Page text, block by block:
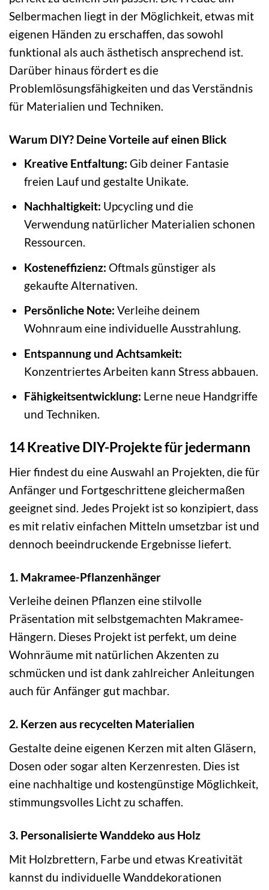
Selbermachen liegt in der Möglichkeit, etwas mit
eigenen Händen zu erschaffen, das sowohl
funktional als auch ästhetisch ansprechend ist.
Darüber hinaus fördert es die
Problemlösungsfähigkeiten und das Verständnis
für Materialien und Techniken.
Warum DIY? Deine Vorteile auf einen Blick
Kreative Entfaltung: Gib deiner Fantasie
freien Lauf und gestalte Unikate.
Nachhaltigkeit: Upcycling und die
Verwendung natürlicher Materialien schonen
Ressourcen.
Kosteneffizienz: Oftmals günstiger als
gekaufte Alternativen.
Persönliche Note: Verleihe deinem
Wohnraum eine individuelle Ausstrahlung.
Entspannung und Achtsamkeit:
Konzentriertes Arbeiten kann Stress abbauen.
Fähigkeitsentwicklung: Lerne neue Handgriffe
und Techniken.
14 Kreative DIY-Projekte für jedermann
Hier findest du eine Auswahl an Projekten, die für
Anfänger und Fortgeschrittene gleichermaßen
geeignet sind. Jedes Projekt ist so konzipiert, dass
es mit relativ einfachen Mitteln umsetzbar ist und
dennoch beeindruckende Ergebnisse liefert.
1. Makramee-Pflanzenhänger
Verleihe deinen Pflanzen eine stilvolle
Präsentation mit selbstgemachten Makramee-
Hängern. Dieses Projekt ist perfekt, um deine
Wohnräume mit natürlichen Akzenten zu
schmücken und ist dank zahlreicher Anleitungen
auch für Anfänger gut machbar.
2. Kerzen aus recycelten Materialien
Gestalte deine eigenen Kerzen mit alten Gläsern,
Dosen oder sogar alten Kerzenresten. Dies ist
eine nachhaltige und kostengünstige Möglichkeit,
stimmungsvolles Licht zu schaffen.
3. Personalisierte Wanddeko aus Holz
Mit Holzbrettern, Farbe und etwas Kreativität
kannst du individuelle Wanddekorationen